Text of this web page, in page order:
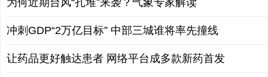
为何近期台风“扎堆”来袭？气象专家解读
冲刺GDP“2万亿目标” 中部三城谁将率先撞线
让药品更好触达患者 网络平台成多款新药首发